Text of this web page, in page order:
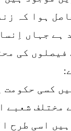
ہوا کہ
ہے جہاں
فیصلوں کی
کسی حکومت
اسی طرح